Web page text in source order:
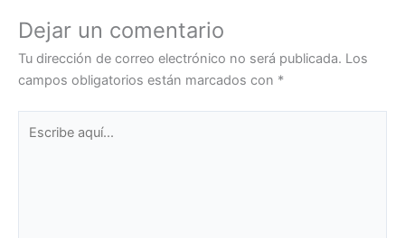
Dejar un comentario
Tu dirección de correo electrónico no será publicada. Los
campos obligatorios están marcados con *
aquí...